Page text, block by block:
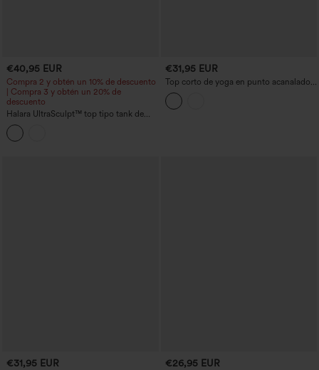
€40,95 EUR
Compra 2 y obtén un 10% de descuento
| Compra 3 y obtén un 20% de
descuento
Halara UltraSculpt™ top tipo tank de
yoga con escote en U y espalda
racerback a bloques de color, con
sujetador incorporado y bolsillo
€31,95 EUR
Top corto de yoga en punto acanalado
con sobreposición de malla retorcida y
sujetador integrado, tacto fresco y
tratamiento antiolor - UPF40+
€31,95 EUR €26,95 EUR